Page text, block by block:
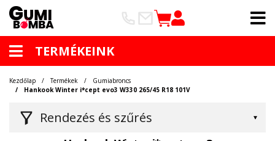
TERMÉKEINK
Rendezés és szűrés
Kezdőlap Termékek
Gumiabroncs
Hankook Winter i*cept evo3 W330 265/45 R18 101V